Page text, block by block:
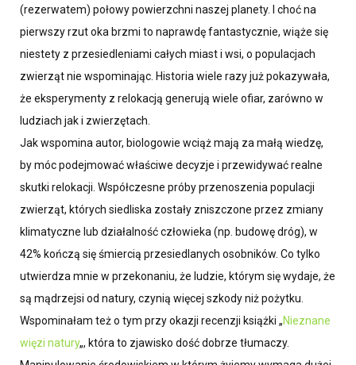
(rezerwatem) połowy powierzchni naszej planety. I choć na
pierwszy rzut oka brzmi to naprawdę fantastycznie, wiąże się
niestety z przesiedleniami całych miast i wsi, o populacjach
zwierząt nie wspominając. Historia wiele razy już pokazywała,
że eksperymenty z relokacją generują wiele ofiar, zarówno w
ludziach jak i zwierzętach.
Jak wspomina autor, biologowie wciąż mają za małą wiedzę,
by móc podejmować właściwe decyzje i przewidywać realne
skutki relokacji. Współczesne próby przenoszenia populacji
zwierząt, których siedliska zostały zniszczone przez zmiany
klimatyczne lub działalność człowieka (np. budowę dróg), w
42% kończą się śmiercią przesiedlanych osobników. Co tylko
utwierdza mnie w przekonaniu, że ludzie, którym się wydaje, że
są mądrzejsi od natury, czynią więcej szkody niż pożytku.
Wspominałam też o tym przy okazji recenzji książki „Nieznane
więzi natury„, która to zjawisko dość dobrze tłumaczy.